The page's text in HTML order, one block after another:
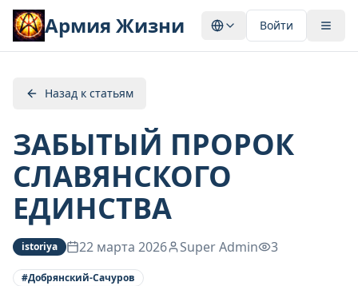
Армия Жизни Войти
Назад к статьям
ЗАБЫТЫЙ ПРОРОК
СЛАВЯНСКОГО
ЕДИНСТВА
istoriya 22 марта 2026 Super Admin 3
#Добрянский‑Сачуров